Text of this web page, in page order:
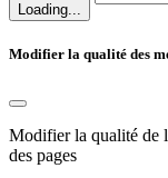
Loading...
Modifier la qualité des
Modifier la qualité de
des pages